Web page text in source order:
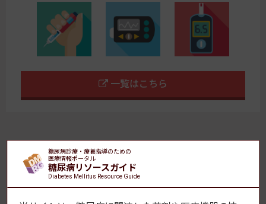
一覧はこちら
【おすすめ】腎臓病の特集コーナー「慢性腎臓病とSDM」
早見表（インスリン製剤・血糖記録アプリ）最新版を販売
糖尿病診療・療養指導のための
医療情報ポータル
糖尿病リソースガイド
Diabetes Mellitus Resource Guide